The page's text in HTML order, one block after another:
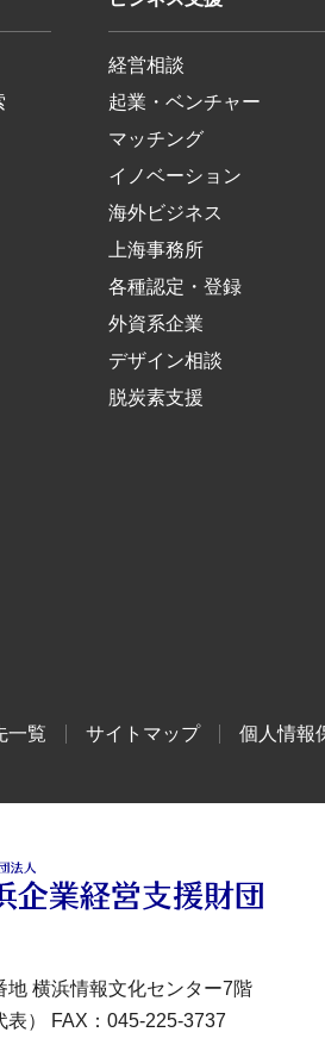
経営相談
起業・ベンチャー
マッチング
イノベーション
海外ビジネス
上海事務所
各種認定・登録
外資系企業
デザイン相談
脱炭素支援
一覧 サイトマップ 個人情報
横浜情報文化センター7階
） FAX：045-225-3737